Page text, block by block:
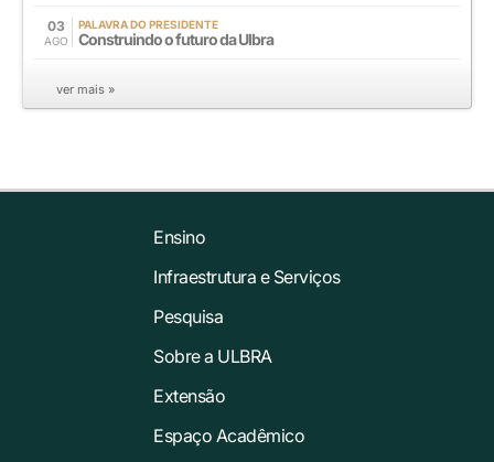
03
AGO
PALAVRA DO PRESIDENTE
Construindo o futuro da Ulbra
ver mais »
Ensino
Infraestrutura e Serviços
Pesquisa
Sobre a ULBRA
Extensão
Espaço Acadêmico